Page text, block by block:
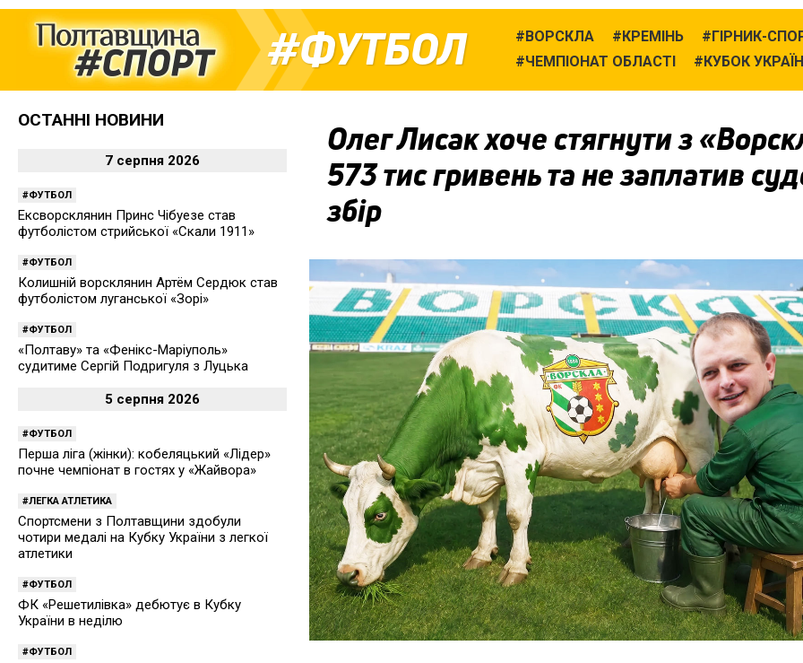
ФУТБОЛ ВОРСКЛА КРЕМІНЬ
ГІРНИК-
ЧЕМПІОНАТ ОБЛАСТІ
КУБОК
Олег Лисак хоче стягнути з
573 тис гривень та не заплатив
збір
ОСТАННІ НОВИНИ
7 серпня 2026
ФУТБОЛ
Ексворсклянин Принс Чібуезе став
футболістом стрийської «Скали 1911»
ФУТБОЛ
Колишній ворсклянин Артём Сердюк став
футболістом луганської «Зорі»
ФУТБОЛ
«Полтаву» та «Фенікс-Маріуполь»
судитиме Сергій Подригуля з Луцька
5 серпня 2026
ФУТБОЛ
Перша ліга (жінки): кобеляцький «Лідер»
почне чемпіонат в гостях у «Жайвора»
ЛЕГКА АТЛЕТИКА
Спортсмени з Полтавщини здобули
чотири медалі на Кубку України з легкої
атлетики
ФУТБОЛ
ФК «Решетилівка» дебютує в Кубку
України в неділю
ФУТБОЛ